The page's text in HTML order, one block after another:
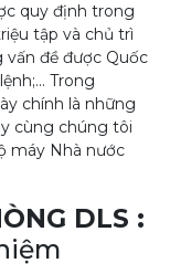
quy định trong
tập và chủ trì
vấn đề được Quốc
Trong
chính là những
cùng chúng tôi
máy Nhà nước
DLS :